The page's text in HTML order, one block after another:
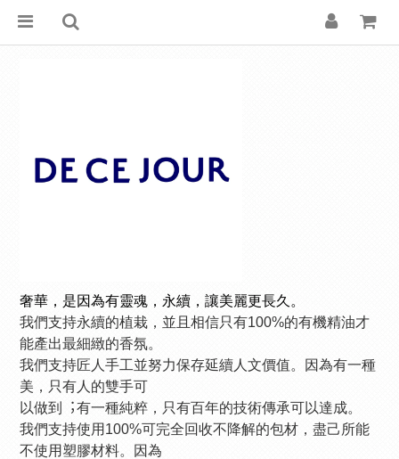
奢華，是因為有靈魂，永續，讓美麗更長久。
我們⽀持永續的植栽，並且相信只有100%的有機精油才
能產出最細緻的⾹氛。
我們⽀持匠⼈⼿⼯並努⼒保存延續⼈⽂價值。因為有⼀種
美，只有⼈的雙⼿可
以做到︔有⼀種純粹，只有百年的技術傳承可以達成。
我們⽀持使⽤100%可完全回收不降解的包材，盡⼰所能
不使⽤塑膠材料。因為